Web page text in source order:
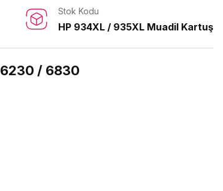
Stok Kodu
HP 934XL / 935XL Muadil Kartuş
/ 6830